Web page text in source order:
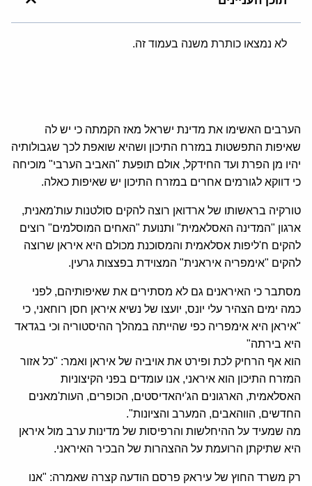
לא נמצאו כותרת משנה בעמוד זה.
הערבים האשימו את מדינת ישראל מאז הקמתה כי יש לה
שאיפות התפשטות במזרח התיכון ושהיא שואפת לכך שגבולותיה
יהיו מן הפרת ועד החידקל, אולם תופעת "האביב הערבי" מוכיחה
כי דווקא לגורמים אחרים במזרח התיכון יש שאיפות כאלה.
טורקיה בראשותו של ארדואן רוצה להקים סולטנות עות'מאנית,
ארגון "המדינה האסלאמית" ותנועת "האחים המוסלמים" רוצים
להקים ח'ליפות אסלאמית והמסוכנת מכולם היא איראן שרוצה
להקים "אימפריה איראנית" המצוידת בפצצות גרעין.
מסתבר כי האיראנים גם לא מסתירים את שאיפותיהם, לפני
כמה ימים הצהיר עלי יונס, יועצו של נשיא איראן חסן רוחאני, כי
"איראן היא אימפריה כפי שהייתה במהלך ההיסטוריה וכי בגדאד
היא בירתה"
הוא אף הרחיק לכת ופירט את אויביה של איראן ואמר: "כל אזור
המזרח התיכון הוא איראני, אנו עומדים בפני הקיצוניות
האסלאמית, הארגונים הג'יהאדיסטים, הכופרים, העות'מאנים
החדשים, הווהאבים, המערב והציונות".
מה שמעיד על ההיחלשות והרפיסות של מדינות ערב מול איראן
היא שתיקתן הרועמת על ההצהרות של הבכיר האיראני.
רק משרד החוץ של עיראק פרסם הודעה קצרה שאמרה: "אנו